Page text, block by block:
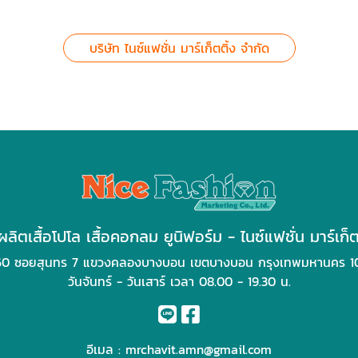
บริษัท ไนซ์แฟชั่น มาร์เก็ตติ้ง จำกัด
ลิตเสื้อโปโล เสื้อคอกลม ยูนิฟอร์ม - ไนซ์แฟชั่น มาร์เก็
ซอยสุนทร 7 แขวงคลองบางบอน เขตบางบอน กรุงเทพมหานคร
วันจันทร์ - วันเสาร์ เวลา 08.00 - 19.30 น.
อีเมล : mrchavit.amn@gmail.com